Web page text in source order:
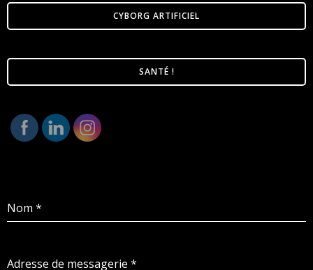
CYBORG ARTIFICIEL
SANTÉ !
Nom *
Adresse de messagerie *